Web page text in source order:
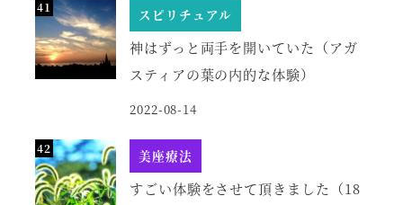
スピリチュアル
神はずっと両手を開いていた（アガ
スティアの葉の内的な体験）
2022-08-14
美座療法
すごい体験をさせて頂きました（18